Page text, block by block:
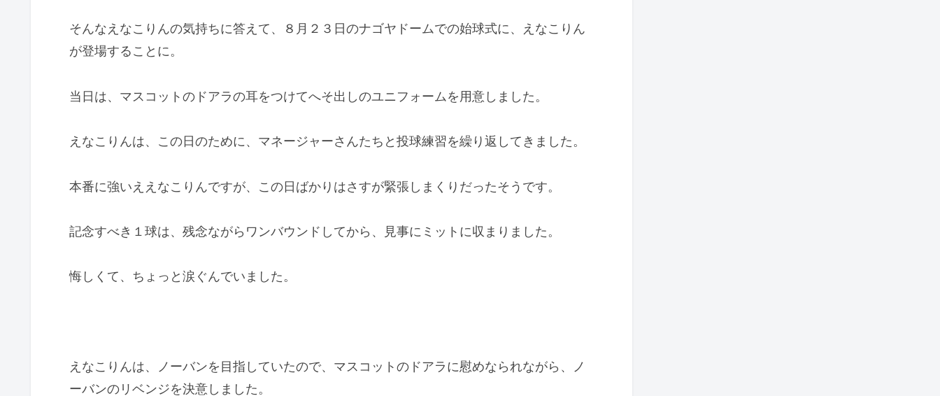
そんなえなこりんの気持ちに答えて、８月２３日のナゴヤドームでの始球式に、えなこりん
が登場することに。
当日は、マスコットのドアラの耳をつけてへそ出しのユニフォームを用意しました。
えなこりんは、この日のために、マネージャーさんたちと投球練習を繰り返してきました。
本番に強いええなこりんですが、この日ばかりはさすが緊張しまくりだったそうです。
記念すべき１球は、残念ながらワンバウンドしてから、見事にミットに収まりました。
悔しくて、ちょっと涙ぐんでいました。
えなこりんは、ノーバンを目指していたので、マスコットのドアラに慰めなられながら、ノ
ーバンのリベンジを決意しました。